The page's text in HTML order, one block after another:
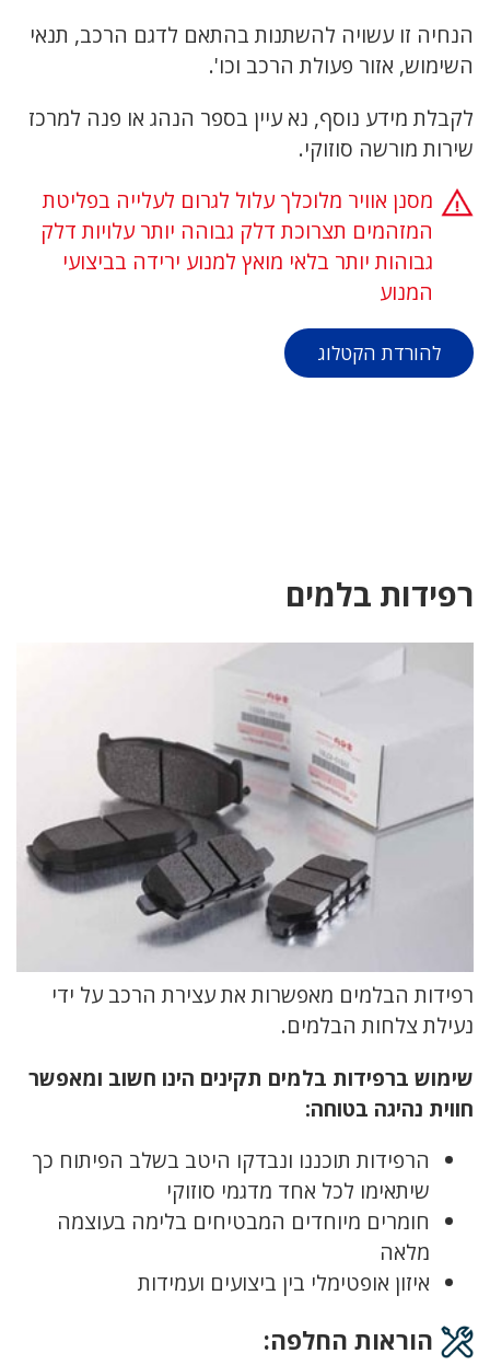
הנחיה זו עשויה להשתנות בהתאם לדגם הרכב, תנאי
השימוש, אזור פעולת הרכב וכו'.
לקבלת מידע נוסף, נא עיין בספר הנהג או פנה למרכז
שירות מורשה סוזוקי.
מסנן אוויר מלוכלך עלול לגרום לעלייה בפליטת
המזהמים תצרוכת דלק גבוהה יותר עלויות דלק
גבוהות יותר בלאי מואץ למנוע ירידה בביצועי
המנוע
להורדת הקטלוג
רפידות בלמים
רפידות הבלמים מאפשרות את עצירת הרכב על ידי
נעילת צלחות הבלמים.
שימוש ברפידות בלמים תקינים הינו חשוב ומאפשר
חווית נהיגה בטוחה:
הרפידות תוכננו ונבדקו היטב בשלב הפיתוח כך
שיתאימו לכל אחד מדגמי סוזוקי
חומרים מיוחדים המבטיחים בלימה בעוצמה
מלאה
איזון אופטימלי בין ביצועים ועמידות
הוראות החלפה: